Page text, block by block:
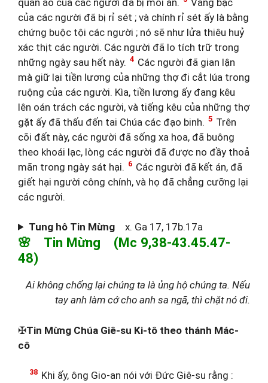
của các người đã bị rỉ sét ; và chính rỉ sét ấy là bằng
chứng buộc tội các người ; nó sẽ như lửa thiêu huỷ
xác thịt các người. Các người đã lo tích trữ trong
những ngày sau hết này. 4 Các người đã gian lận
mà giữ lại tiền lương của những thợ đi cắt lúa trong
ruộng của các người. Kìa, tiền lương ấy đang kêu
lên oán trách các người, và tiếng kêu của những thợ
gặt ấy đã thấu đến tai Chúa các đạo binh. 5 Trên
cõi đất này, các người đã sống xa hoa, đã buông
theo khoái lạc, lòng các người đã được no đầy thoả
mãn trong ngày sát hại. 6 Các người đã kết án, đã
giết hại người công chính, và họ đã chẳng cưỡng lại
các người.
Tung hô Tin Mừng x. Ga 17, 17b.17a
🌸 Tin Mừng (Mc 9,38-43.45.47-
48)
Ai không chống lại chúng ta là ủng hộ chúng ta. Nếu
tay anh làm cớ cho anh sa ngã, thì chặt nó đi.
✠Tin Mừng Chúa Giê-su Ki-tô theo thánh Mác-
cô
38 Khi ấy, ông Gio-an nói với Đức Giê-su rằng :